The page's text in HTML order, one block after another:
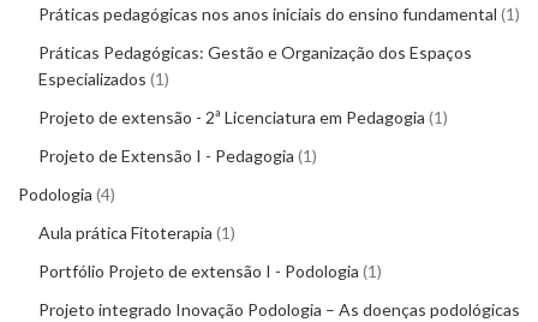
Práticas pedagógicas nos anos iniciais do ensino fundamental 1
Práticas Pedagógicas: Gestão e Organização dos Espaços
Especializados 1
Projeto de extensão - 2ª Licenciatura em Pedagogia 1
Projeto de Extensão I - Pedagogia 1
Podologia 4
Aula prática Fitoterapia 1
Portfólio Projeto de extensão I - Podologia 1
Projeto integrado Inovação Podologia – As doenças podológicas